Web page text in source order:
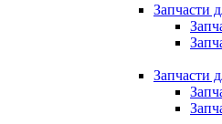
Запчасти
Запчасти